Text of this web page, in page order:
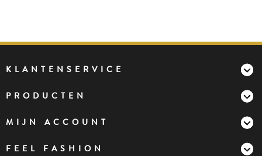
KLANTENSERVICE
PRODUCTEN
MIJN ACCOUNT
FEEL FASHION